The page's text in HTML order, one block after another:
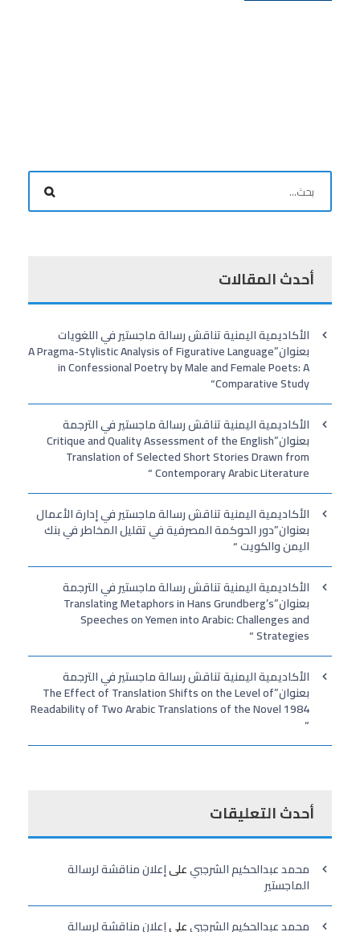
أحدث المقالات
الأكاديمية اليمنية تناقش رسالة ماجستير في اللغويات
بعنوان”A Pragma-Stylistic Analysis of Figurative Language
in Confessional Poetry by Male and Female Poets: A
Comparative Study“
الأكاديمية اليمنية تناقش رسالة ماجستير في الترجمة
بعنوان”Critique and Quality Assessment of the English
Translation of Selected Short Stories Drawn from
Contemporary Arabic Literature “
الأكاديمية اليمنية تناقش رسالة ماجستير في إدارة الأعمال
بعنوان”دور الحوكمة المصرفية في تقليل المخاطر في بنك
اليمن والكويت “
الأكاديمية اليمنية تناقش رسالة ماجستير في الترجمة
بعنوان”Translating Metaphors in Hans Grundberg’s
Speeches on Yemen into Arabic: Challenges and
Strategies “
الأكاديمية اليمنية تناقش رسالة ماجستير في الترجمة
بعنوان”The Effect of Translation Shifts on the Level of
Readability of Two Arabic Translations of the Novel 1984
“
أحدث التعليقات
محمد عبدالحكيم الشرجبيعلىإعلان مناقشة لرسالة
الماجستير
محمد عبدالحكيم الشرجبيعلىإعلان مناقشة لرسالة